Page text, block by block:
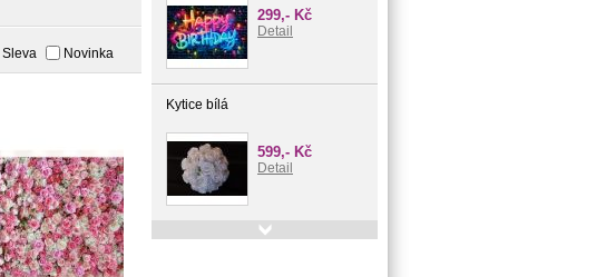
Sleva Novinka
299,- Kč
Detail
Kytice bílá
599,- Kč
Detail
Helium do balónků BigParty 50